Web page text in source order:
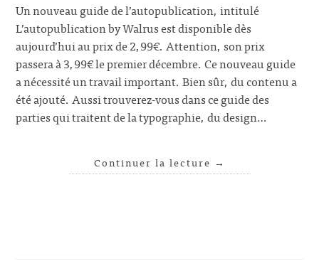
Un nouveau guide de l’autopublication, intitulé
L’autopublication by Walrus est disponible dès
aujourd’hui au prix de 2,99€. Attention, son prix
passera à 3,99€ le premier décembre. Ce nouveau guide
a nécessité un travail important. Bien sûr, du contenu a
été ajouté. Aussi trouverez-vous dans ce guide des
parties qui traitent de la typographie, du design…
Continuer la lecture →